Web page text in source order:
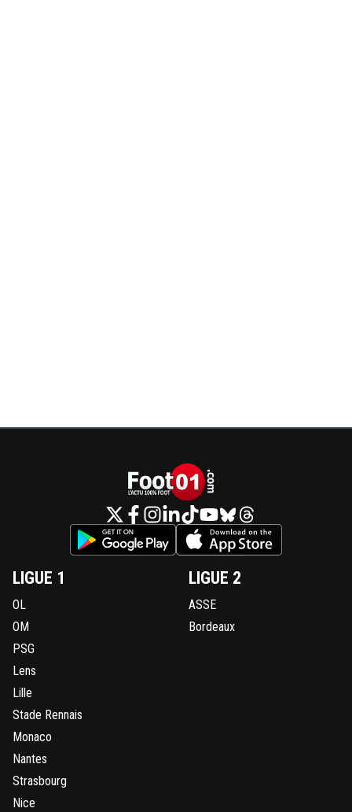
LIGUE 1
OL
OM
PSG
Lens
Lille
Stade Rennais
Monaco
Nantes
Strasbourg
Nice
LIGUE 2
ASSE
Bordeaux